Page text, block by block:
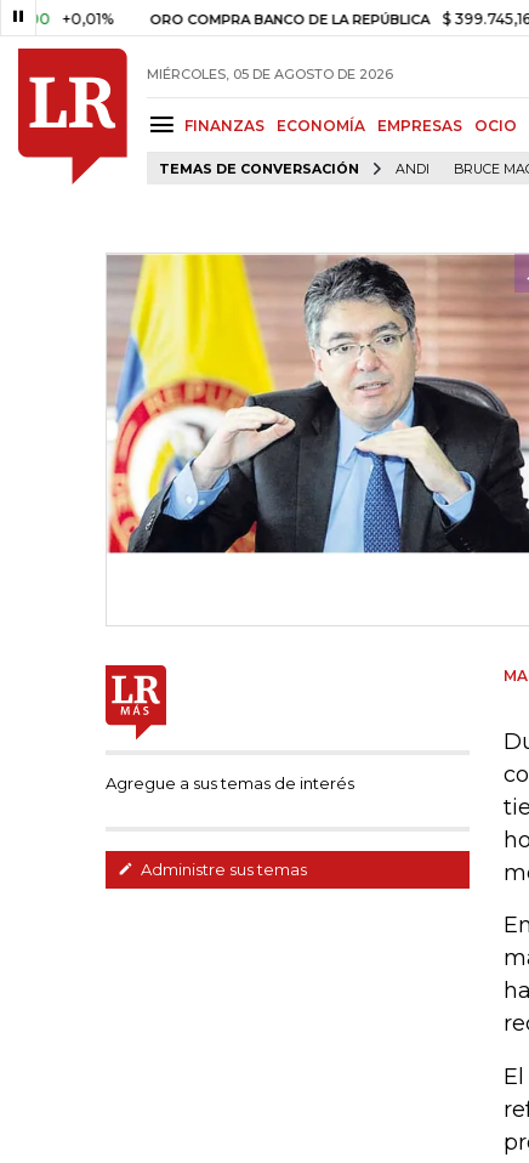
+0,01% ORO COMPRA BANCO DE LA REPÚBLICA $ 399.745,16 +$
MIÉRCOLES, 05 DE AGOSTO DE 2026
FINANZAS ECONOMÍA EMPRESAS OCIO
TEMAS DE CONVERSACIÓN ANDI BRUCE
Agregue a sus temas de interés
Administre sus temas